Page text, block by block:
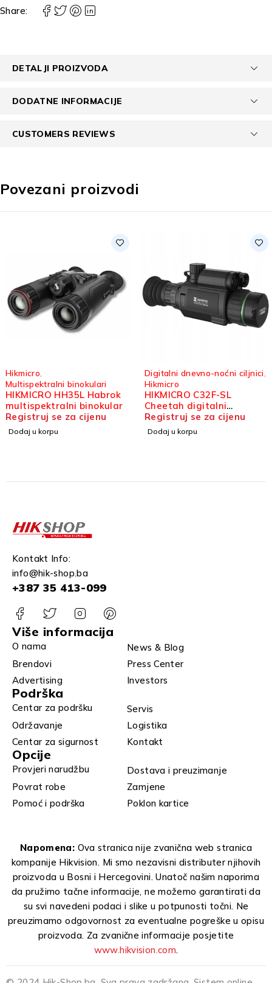
Share:
DETALJI PROIZVODA
DODATNE INFORMACIJE
CUSTOMERS REVIEWS
Povezani proizvodi
Hikmicro
Multispektralni binokulari
HIKMICRO HH35L Habrok
multispektralni binokular
Registruj se za cijenu
Dodaj u korpu
Digitalni dnevno-noćni ciljnici
Hikmicro
HIKMICRO C32F-SL
Cheetah digitalni
dnevno-noćni ciljnik
Registruj se za cijenu
Dodaj u korpu
Kontakt Info:
info@hik-shop.ba
+387 35 413-099
Više informacija
O nama
News & Blog
Brendovi
Press Center
Advertising
Investors
Podrška
Centar za podršku
Servis
Održavanje
Logistika
Centar za sigurnost
Kontakt
Opcije
Provjeri narudžbu
Dostava i preuzimanje
Povrat robe
Zamjene
Pomoć i podrška
Poklon kartice
Napomena: Ova stranica nije zvanična web stranica
kompanije Hikvision. Mi smo nezavisni distributer njihovih
proizvoda u Bosni i Hercegovini. Unatoč našim naporima
da pružimo tačne informacije, ne možemo garantirati da
su svi navedeni podaci i slike u potpunosti točni. Ne
preuzimamo odgovornost za eventualne pogreške u opisu
proizvoda. Za zvanične informacije posjetite
www.hikvision.com.